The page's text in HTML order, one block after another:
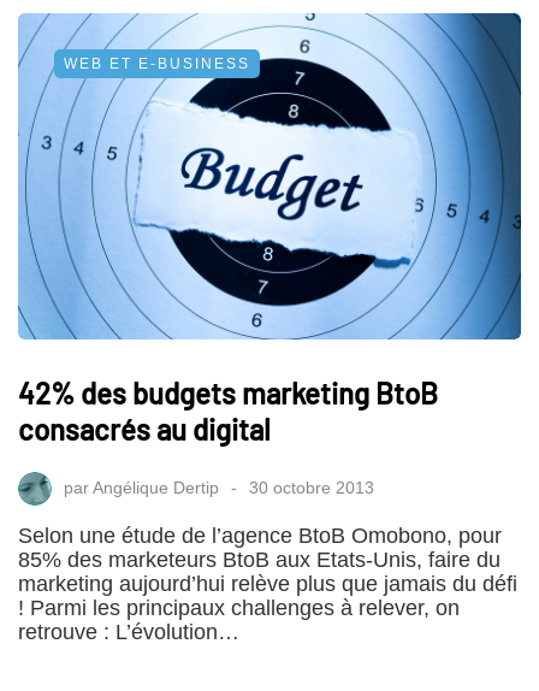
WEB ET E-BUSINESS
42% des budgets marketing BtoB
consacrés au digital
parAngélique Dertip 30 octobre 2013
Selon une étude de l’agence BtoB Omobono, pour
85% des marketeurs BtoB aux Etats-Unis, faire du
marketing aujourd’hui relève plus que jamais du défi
! Parmi les principaux challenges à relever, on
retrouve : L’évolution…